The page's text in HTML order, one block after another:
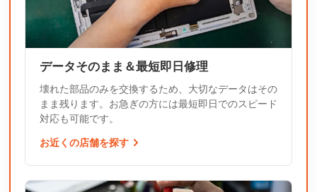
データそのまま＆最短即日修理
壊れた部品のみを交換するため、大切なデータはその
まま残ります。お急ぎの方には最短即日でのスピード
対応も可能です。
お近くの店舗を探す